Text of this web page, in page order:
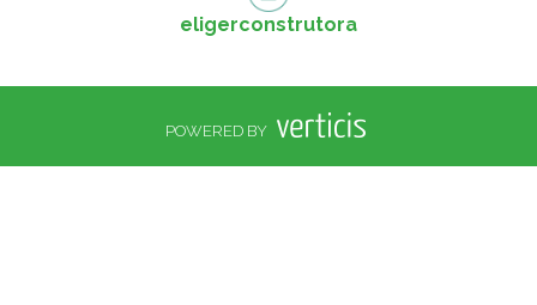
eligerconstrutora
POWERED BY